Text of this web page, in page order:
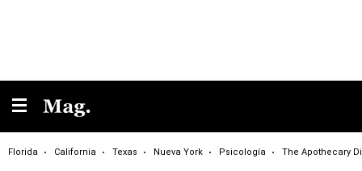
Florida California Texas Nueva York Psicología The Apothecary